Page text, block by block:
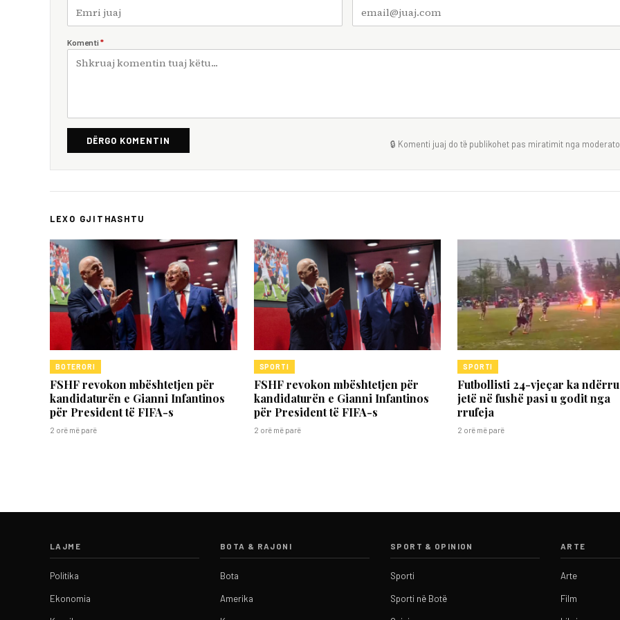
Komenti *
DËRGO KOMENTIN 🔒 Komenti juaj do të publikohet pas miratimit nga
LEXO GJITHASHTU
BOTERORI
FSHF revokon mbështetjen për
kandidaturën e Gianni Infantinos
për President të FIFA-s
2 orë më parë
SPORTI
FSHF revokon mbështetjen për
kandidaturën e Gianni Infantinos
për President të FIFA-s
2 orë më parë
SPORTI
Futbollisti 24-vjeçar ka
jetë në fushë pasi u godit nga
rrufeja
2 orë më parë
LAJME
Politika
Ekonomia
BOTA & RAJONI
Bota
Amerika
SPORT & OPINION
Sporti
Sporti në Botë
ARTE
Arte
Film